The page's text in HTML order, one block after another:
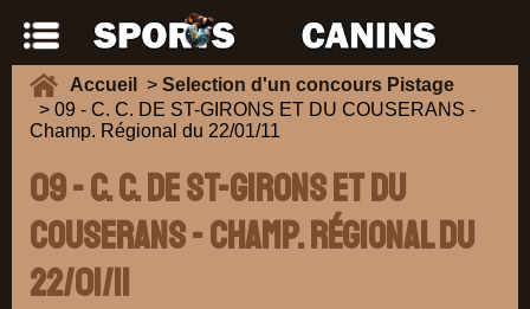
Accueil > Selection d'un concours Pistage
> 09 - C. C. DE ST-GIRONS ET DU COUSERANS -
Champ. Régional du 22/01/11
09 - C. C. DE ST-GIRONS ET DU
COUSERANS - Champ. Régional du
22/01/11